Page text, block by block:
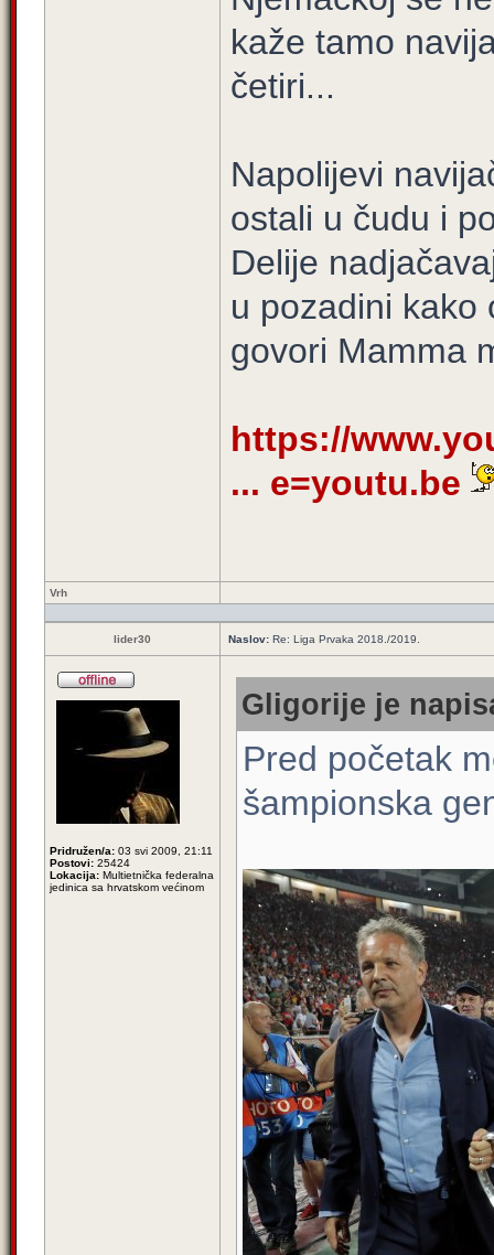
kaže tamo
četiri...
Napolijevi
ostali u čudu i
Delije
u pozadini kako
govori Mamma
https://
... e=youtu.be
Vrh
lider30 Naslov: Re: Liga Prvaka 2018./2019.
Pridružen/a: 03 svi 2009, 21:11
Postovi: 25424
Lokacija: Multietnička federalna
jedinica sa hrvatskom većinom
Gligorije je
Pred početak
šampionska